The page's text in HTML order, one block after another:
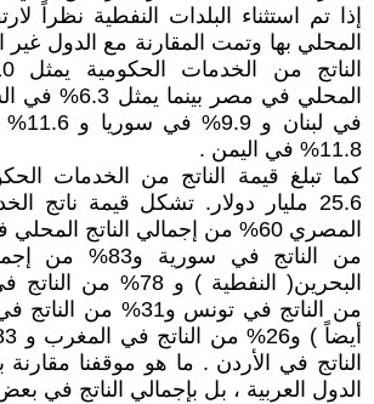
إذا تم استثناء البلدات النفطية نظراً
المحلي بها وتمت المقارنة مع الدول غير
في
11.8% في اليمن .
كما تبلغ قيمة الناتج من الخدمات
25.6 مليار دولار. تشكل قيمة ناتج
من الناتج في سورية
من الناتج في تونس و31%
الناتج في الأردن . ما هو موقفنا مقارنة
الدول العربية ، بل بإجمالي الناتج في